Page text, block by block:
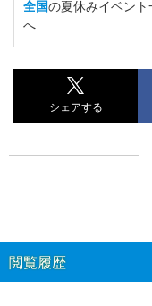
全国の夏休みイベント
へ
シェアする
閲覧履歴